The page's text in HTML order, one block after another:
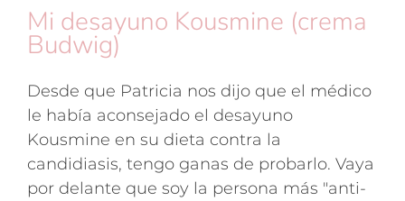
Mi desayuno Kousmine (crema
Budwig)
Desde que Patricia nos dijo que el médico
le había aconsejado el desayuno
Kousmine en su dieta contra la
candidiasis, tengo ganas de probarlo. Vaya
por delante que soy la persona más "anti-